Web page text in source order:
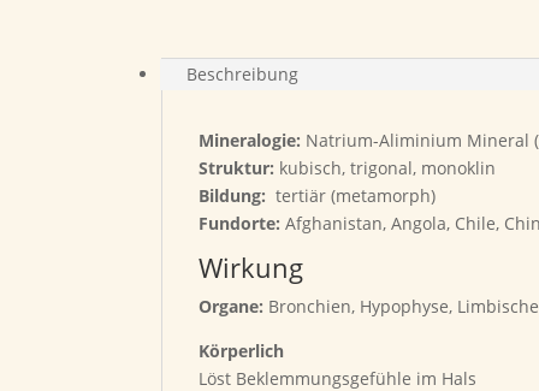
Beschreibung
Mineralogie: Natrium-Aliminium Mineral
Struktur: kubisch, trigonal, monoklin
Bildung: tertiär (metamorph)
Fundorte: Afghanistan, Angola, Chile,
Wirkung
Organe: Bronchien, Hypophyse,
Körperlich
Löst Beklemmungsgefühle im Hals